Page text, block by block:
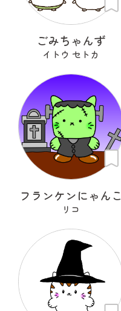
ごみちゃんず
イトウ セトカ
フランケンにゃんこ
リコ